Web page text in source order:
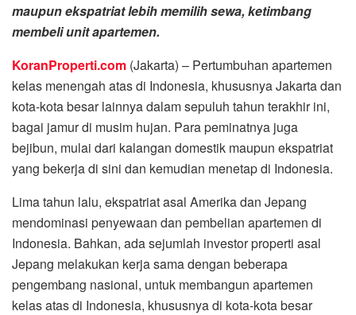
maupun ekspatriat lebih memilih sewa, ketimbang
membeli unit apartemen.
KoranProperti.com (Jakarta) – Pertumbuhan apartemen
kelas menengah atas di Indonesia, khususnya Jakarta dan
kota-kota besar lainnya dalam sepuluh tahun terakhir ini,
bagai jamur di musim hujan. Para peminatnya juga
bejibun, mulai dari kalangan domestik maupun ekspatriat
yang bekerja di sini dan kemudian menetap di Indonesia.
Lima tahun lalu, ekspatriat asal Amerika dan Jepang
mendominasi penyewaan dan pembelian apartemen di
Indonesia. Bahkan, ada sejumlah investor properti asal
Jepang melakukan kerja sama dengan beberapa
pengembang nasional, untuk membangun apartemen
kelas atas di Indonesia, khususnya di kota-kota besar